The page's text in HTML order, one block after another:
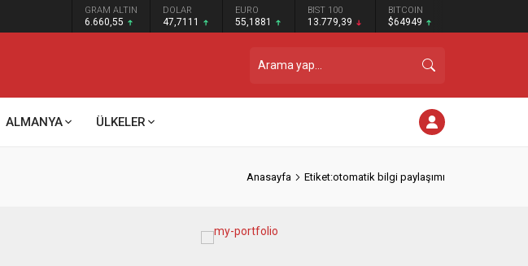
GRAM ALTIN
6.660,55
DOLAR
47,7111
EURO
55,1881
BIST 100
13.779,39
BITCOIN
$64949
ALMANYA ÜLKELER
Anasayfa Etiket:otomatik bilgi paylaşımı